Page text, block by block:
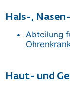
Hals-,
Abteilung
Haut- und